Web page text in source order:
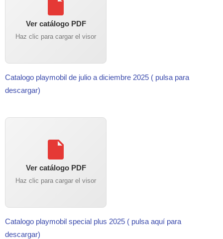
Ver catálogo PDF
Haz clic para cargar el visor
Catalogo playmobil de julio a diciembre 2025 ( pulsa para
descargar)
Ver catálogo PDF
Haz clic para cargar el visor
Catalogo playmobil special plus 2025 ( pulsa aquí para
descargar)